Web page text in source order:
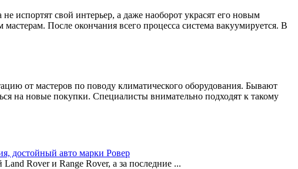
испортят свой интерьер, а даже наоборот украсят его новым
После окончания всего процесса система вакуумируется. В
от мастеров по поводу климатического оборудования. Бывают
на новые покупки. Специалисты внимательно подходят к такому
достойный авто марки Ровер
Rover и Range Rover, а за последние ...